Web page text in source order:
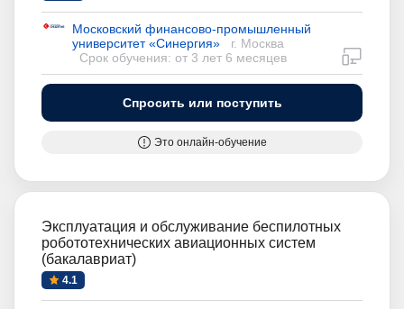
Московский финансово-промышленный
университет «Синергия»
г. Москва
Срок обучения: от 3 лет 6 месяцев
Спросить или поступить
Это онлайн-обучение
Эксплуатация и обслуживание беспилотных
робототехнических авиационных систем
(бакалавриат)
4.1